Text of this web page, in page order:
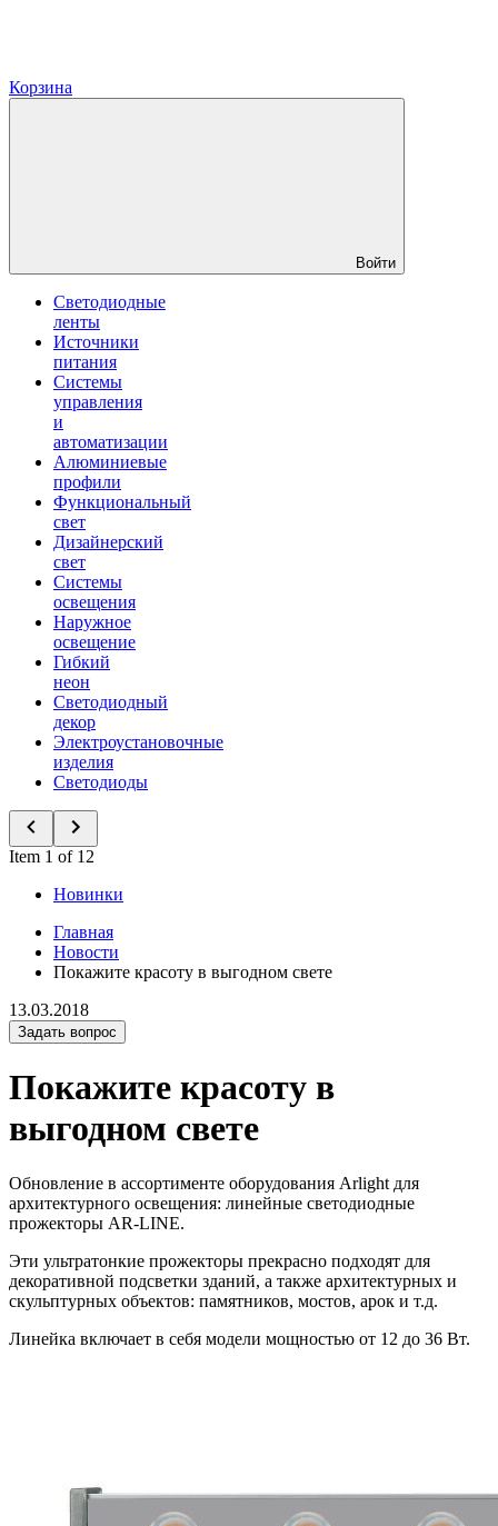
Корзина
Войти
Светодиодные
ленты
Источники
питания
Системы
управления
и
автоматизации
Алюминиевые
профили
Функциональный
свет
Дизайнерский
свет
Системы
освещения
Наружное
освещение
Гибкий
неон
Светодиодный
декор
Электроустановочные
изделия
Светодиоды
Item 1 of 12
Новинки
Главная
Новости
Покажите красоту в выгодном свете
13.03.2018
Задать вопрос
Покажите красоту в
выгодном свете
Обновление в ассортименте оборудования Arlight для
архитектурного освещения: линейные светодиодные
прожекторы AR-LINE.
Эти ультратонкие прожекторы прекрасно подходят для
декоративной подсветки зданий, а также архитектурных и
скульптурных объектов: памятников, мостов, арок и т.д.
Линейка включает в себя модели мощностью от 12 до 36 Вт.